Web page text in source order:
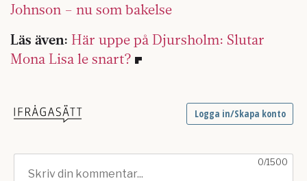
Johnson – nu som bakelse
Läs även: Här uppe på Djursholm: Slutar
Mona Lisa le snart?